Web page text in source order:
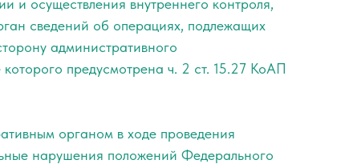
и осуществления внутреннего контроля,
сведений об операциях, подлежащих
административного
предусмотрена ч. 2 ст. 15.27 КоАП
органом в ходе проведения
нарушения положений Федерального